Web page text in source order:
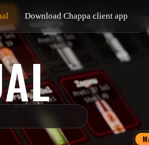
Download Chappa client app